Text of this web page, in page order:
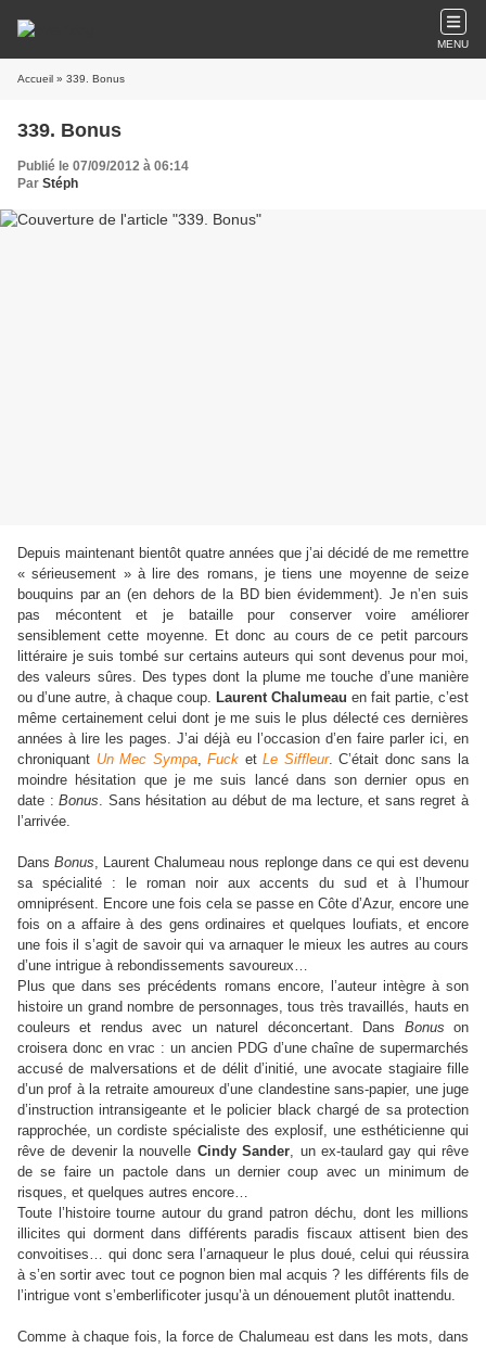
MENU
Accueil » 339. Bonus
339. Bonus
Publié le 07/09/2012 à 06:14
Par Stéph
Depuis maintenant bientôt quatre années que j’ai décidé de me remettre
« sérieusement » à lire des romans, je tiens une moyenne de seize
bouquins par an (en dehors de la BD bien évidemment). Je n’en suis
pas mécontent et je bataille pour conserver voire améliorer
sensiblement cette moyenne. Et donc au cours de ce petit parcours
littéraire je suis tombé sur certains auteurs qui sont devenus pour moi,
des valeurs sûres. Des types dont la plume me touche d’une manière
ou d’une autre, à chaque coup. Laurent Chalumeau en fait partie, c’est
même certainement celui dont je me suis le plus délecté ces dernières
années à lire les pages. J’ai déjà eu l’occasion d’en faire parler ici, en
chroniquant Un Mec Sympa,Fuck etLe Siffleur. C’était donc sans la
moindre hésitation que je me suis lancé dans son dernier opus en
date :Bonus. Sans hésitation au début de ma lecture, et sans regret à
l’arrivée.
DansBonus, Laurent Chalumeau nous replonge dans ce qui est devenu
sa spécialité : le roman noir aux accents du sud et à l’humour
omniprésent. Encore une fois cela se passe en Côte d’Azur, encore une
fois on a affaire à des gens ordinaires et quelques loufiats, et encore
une fois il s’agit de savoir qui va arnaquer le mieux les autres au cours
d’une intrigue à rebondissements savoureux…
Plus que dans ses précédents romans encore, l’auteur intègre à son
histoire un grand nombre de personnages, tous très travaillés, hauts en
couleurs et rendus avec un naturel déconcertant. Dans Bonus on
croisera donc en vrac : un ancien PDG d’une chaîne de supermarchés
accusé de malversations et de délit d’initié, une avocate stagiaire fille
d’un prof à la retraite amoureux d’une clandestine sans-papier, une juge
d’instruction intransigeante et le policier black chargé de sa protection
rapprochée, un cordiste spécialiste des explosif, une esthéticienne qui
rêve de devenir la nouvelle Cindy Sander, un ex-taulard gay qui rêve
de se faire un pactole dans un dernier coup avec un minimum de
risques, et quelques autres encore…
Toute l’histoire tourne autour du grand patron déchu, dont les millions
illicites qui dorment dans différents paradis fiscaux attisent bien des
convoitises… qui donc sera l’arnaqueur le plus doué, celui qui réussira
à s’en sortir avec tout ce pognon bien mal acquis ? les différents fils de
l’intrigue vont s’emberlificoter jusqu’à un dénouement plutôt inattendu.
Comme à chaque fois, la force de Chalumeau est dans les mots, dans